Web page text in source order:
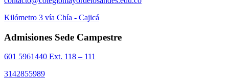
Kilómetro 3 vía Chía - Cajicá
Admisiones Sede Campestre
601 5961440 Ext. 118 – 111
3142855989